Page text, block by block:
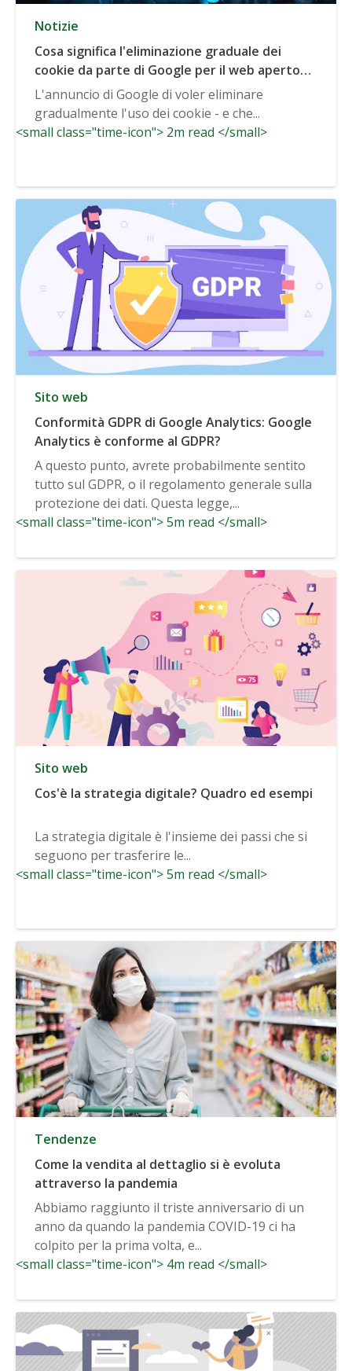
Notizie
Cosa significa l'eliminazione graduale dei
cookie da parte di Google per il web aperto
(AW360)
L'annuncio di Google di voler eliminare
gradualmente l'uso dei cookie - e che...
<small class="time-icon"> 2m read </small>
Sito web
Conformità GDPR di Google Analytics: Google
Analytics è conforme al GDPR?
A questo punto, avrete probabilmente sentito
tutto sul GDPR, o il regolamento generale sulla
protezione dei dati. Questa legge,...
<small class="time-icon"> 5m read </small>
Sito web
Cos'è la strategia digitale? Quadro ed esempi
La strategia digitale è l'insieme dei passi che si
seguono per trasferire le...
<small class="time-icon"> 5m read </small>
Tendenze
Come la vendita al dettaglio si è evoluta
attraverso la pandemia
Abbiamo raggiunto il triste anniversario di un
anno da quando la pandemia COVID-19 ci ha
colpito per la prima volta, e...
<small class="time-icon"> 4m read </small>